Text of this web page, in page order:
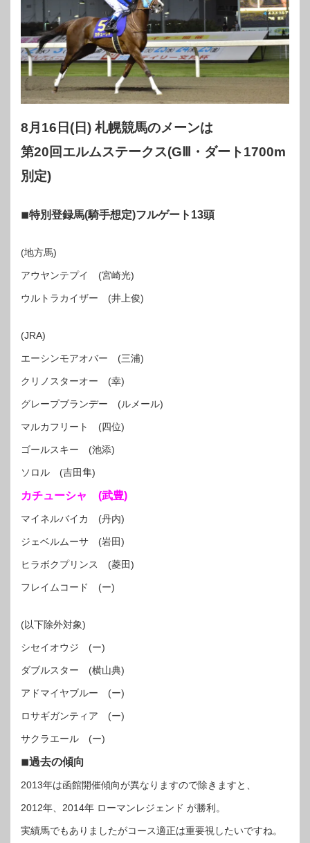
8月16日(日) 札幌競馬のメーンは
第20回エルムステークス(GⅢ・ダート1700m
別定)
◾︎特別登録馬(騎手想定)フルゲート13頭
(地方馬)
アウヤンテプイ (宮崎光)
ウルトラカイザー (井上俊)
(JRA)
エーシンモアオバー (三浦)
クリノスターオー (幸)
グレープブランデー (ルメール)
マルカフリート (四位)
ゴールスキー (池添)
ソロル (吉田隼)
カチューシャ (武豊)
マイネルバイカ (丹内)
ジェベルムーサ (岩田)
ヒラボクプリンス (菱田)
フレイムコード (ー)
(以下除外対象)
シセイオウジ (ー)
ダブルスター (横山典)
アドマイヤブルー (ー)
ロサギガンティア (ー)
サクラエール (ー)
◾︎過去の傾向
2013年は函館開催傾向が異なりますので除きますと、
2012年、2014年 ローマンレジェンド が勝利。
実績馬でもありましたがコース適正は重要視したいですね。